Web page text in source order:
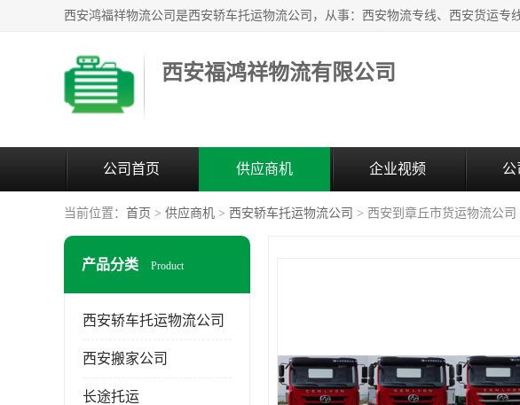
西安福鸿祥物流有限公司
公司首页 供应商机 企业视频 公
当前位置： 首页 > 供应商机 > 西安轿车托运物流公司 > 西安到章丘市货运物流公司
产品分类 Product
西安轿车托运物流公司
西安搬家公司
长途托运